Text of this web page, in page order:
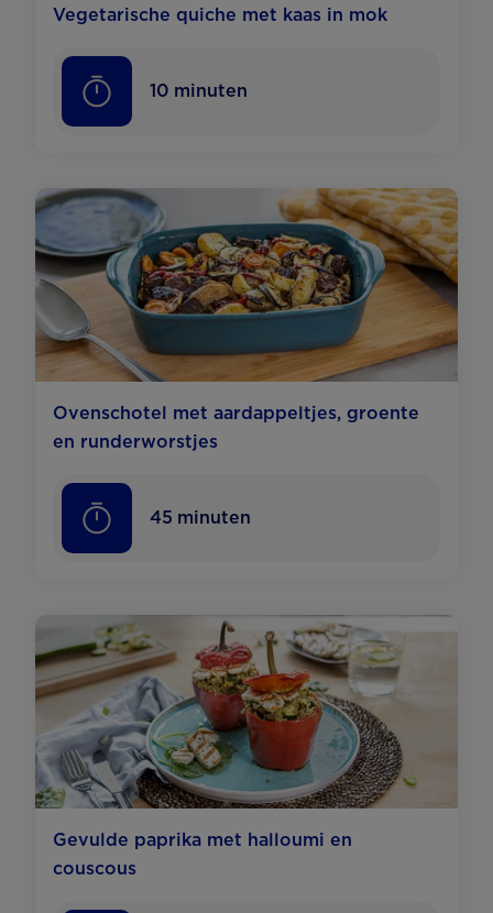
Vegetarische quiche met kaas in mok
10 minuten
Ovenschotel met aardappeltjes, groente
en runderworstjes
45 minuten
Gevulde paprika met halloumi en
couscous